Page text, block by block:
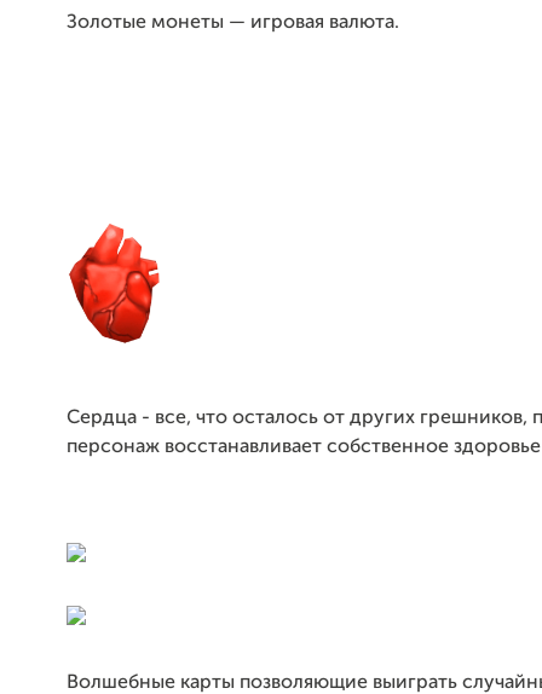
Золотые монеты — игровая валюта.
Сердца - все, что осталось от других грешников,
персонаж восстанавливает собственное
Волшебные карты позволяющие выиграть